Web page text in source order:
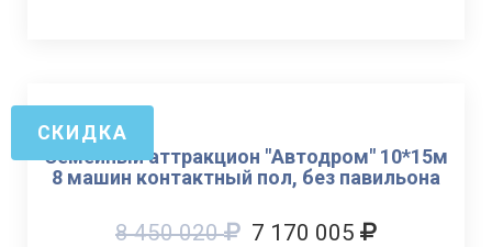
Семейный аттракцион "Автодром" 10*15м
8 машин контактный пол, без павильона
8 450 020 7 170 005
СКИДКА